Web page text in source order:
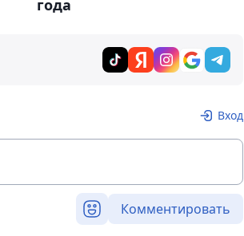
года
Вход
Комментировать